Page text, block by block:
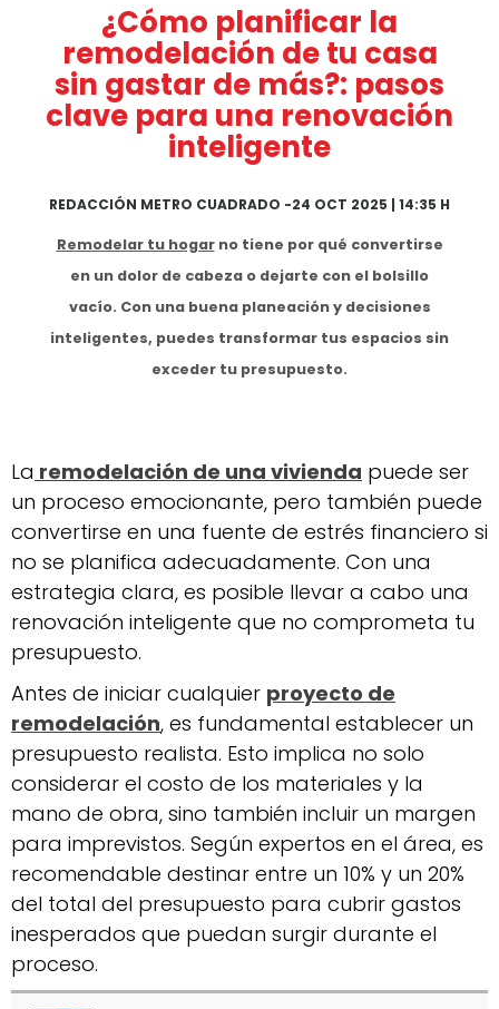
¿Cómo planificar la
remodelación de tu casa
sin gastar de más?: pasos
clave para una renovación
inteligente
REDACCIÓN METRO CUADRADO -24 OCT 2025 | 14:35 H
Remodelar tu hogarno tiene por qué convertirse
en un dolor de cabeza o dejarte con el bolsillo
vacío. Con una buena planeación y decisiones
inteligentes, puedes transformar tus espacios sin
exceder tu presupuesto.
La remodelación de una vivienda puede ser
un proceso emocionante, pero también puede
convertirse en una fuente de estrés financiero si
no se planifica adecuadamente. Con una
estrategia clara, es posible llevar a cabo una
renovación inteligente que no comprometa tu
presupuesto.
Antes de iniciar cualquier proyecto de
remodelación, es fundamental establecer un
presupuesto realista. Esto implica no solo
considerar el costo de los materiales y la
mano de obra, sino también incluir un margen
para imprevistos. Según expertos en el área, es
recomendable destinar entre un 10% y un 20%
del total del presupuesto para cubrir gastos
inesperados que puedan surgir durante el
proceso.